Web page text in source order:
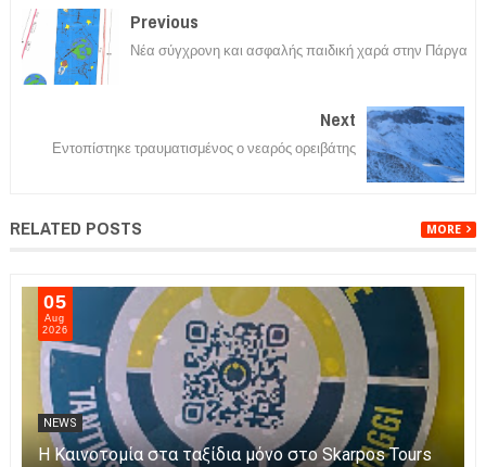
Previous
Νέα σύγχρονη και ασφαλής παιδική χαρά στην Πάργα
Next
Εντοπίστηκε τραυματισμένος ο νεαρός ορειβάτης
RELATED POSTS MORE
05
Aug
2026
NEWS
Η Καινοτομία στα ταξίδια μόνο στο Skarpos Tours